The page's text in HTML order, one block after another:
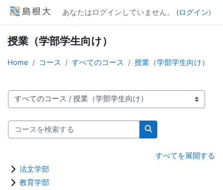
メインコンテンツへスキップする
あなたはログインしていません。 (ログイン)
授業（学部学生向け）
Home コース すべてのコース 授業（学部学生向け）
コースカテゴリ
コースを検索する
コースを検索する
すべてを展開する
法文学部
教育学部